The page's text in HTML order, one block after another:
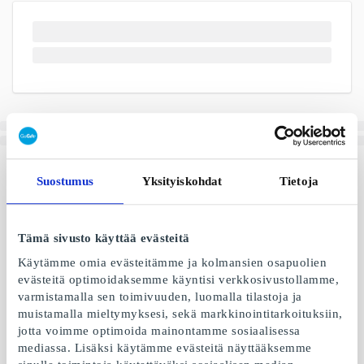
Suostumus Yksityiskohdat Tietoja
Tämä sivusto käyttää evästeitä
Käytämme omia evästeitämme ja kolmansien osapuolien
evästeitä optimoidaksemme käyntisi verkkosivustollamme,
varmistamalla sen toimivuuden, luomalla tilastoja ja
muistamalla mieltymyksesi, sekä markkinointitarkoituksiin,
jotta voimme optimoida mainontamme sosiaalisessa
mediassa. Lisäksi käytämme evästeitä näyttääksemme